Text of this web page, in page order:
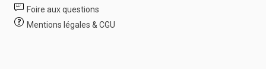
Foire aux questions
Mentions légales & CGU